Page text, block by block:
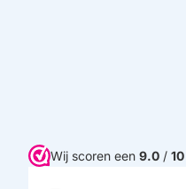
Wij scoren een 9.0 / 10